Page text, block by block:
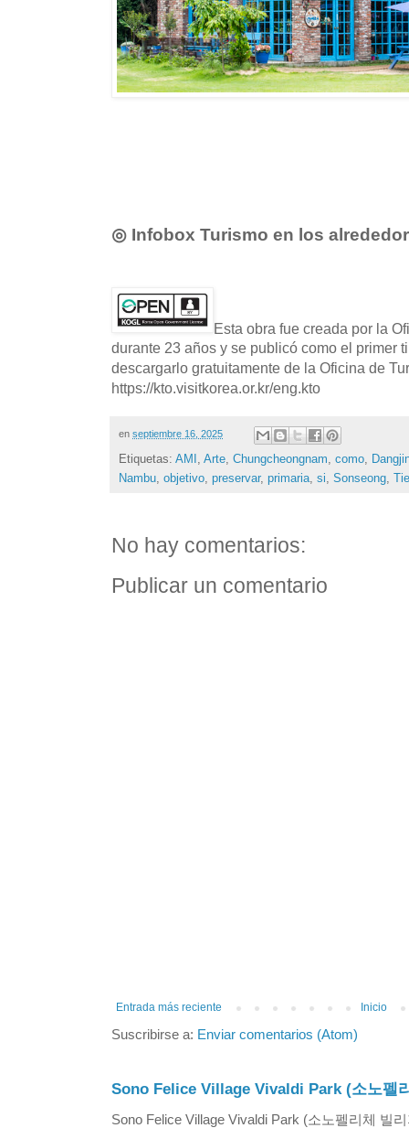
◎ Infobox Turismo en los
Esta obra fue creada por la
durante 23 años y se publicó como el primer
descargarlo gratuitamente de la Oficina de
https://kto.visitkorea.or.kr/eng.kto
en septiembre 16, 2025
Etiquetas: AMI Arte Chungcheongnam como
Nambu objetivo preservar, primaria si Sonseong
No hay comentarios:
Publicar un comentario
Entrada más reciente Inicio
Suscribirse a: Enviar comentarios (Atom)
Sono Felice Village Vivaldi Park (소노펠
Sono Felice Village Vivaldi Park (소노펠리체 빌